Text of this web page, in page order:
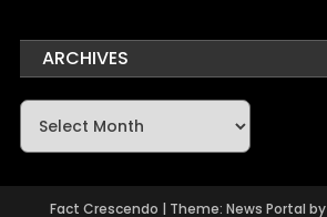
ARCHIVES
Archives
Fact Crescendo | Theme: News Portal by